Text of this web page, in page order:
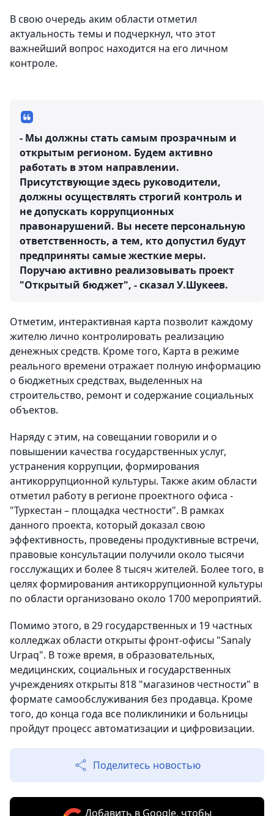
В свою очередь аким области отметил
актуальность темы и подчеркнул, что этот
важнейший вопрос находится на его личном
контроле.
- Мы должны стать самым прозрачным и
открытым регионом. Будем активно
работать в этом направлении.
Присутствующие здесь руководители,
должны осуществлять строгий контроль и
не допускать коррупционных
правонарушений. Вы несете персональную
ответственность, а тем, кто допустил будут
предприняты самые жесткие меры.
Поручаю активно реализовывать проект
"Открытый бюджет", - сказал У.Шукеев.
Отметим, интерактивная карта позволит каждому
жителю лично контролировать реализацию
денежных средств. Кроме того, Карта в режиме
реального времени отражает полную информацию
о бюджетных средствах, выделенных на
строительство, ремонт и содержание социальных
объектов.
Наряду с этим, на совещании говорили и о
повышении качества государственных услуг,
устранения коррупции, формирования
антикоррупционной культуры. Также аким области
отметил работу в регионе проектного офиса -
"Туркестан – площадка честности". В рамках
данного проекта, который доказал свою
эффективность, проведены продуктивные встречи,
правовые консультации получили около тысячи
госслужащих и более 8 тысяч жителей. Более того, в
целях формирования антикоррупционной культуры
по области организовано около 1700 мероприятий.
Помимо этого, в 29 государственных и 19 частных
колледжах области открыты фронт-офисы "Sanaly
Urpaq". В тоже время, в образовательных,
медицинских, социальных и государственных
учреждениях открыты 818 "магазинов честности" в
формате самообслуживания без продавца. Кроме
того, до конца года все поликлиники и больницы
пройдут процесс автоматизации и цифровизации.
Поделитесь новостью
Добавить в Google, чтобы